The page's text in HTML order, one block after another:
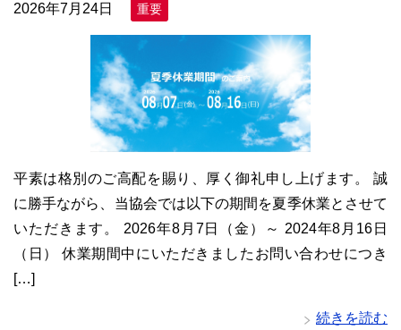
2026年7月24日 重要
平素は格別のご高配を賜り、厚く御礼申し上げます。 誠
に勝手ながら、当協会では以下の期間を夏季休業とさせて
いただきます。 2026年8月7日（金）～ 2024年8月16日
（日） 休業期間中にいただきましたお問い合わせにつき
[…]
続きを読む